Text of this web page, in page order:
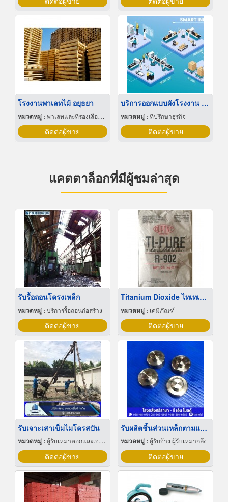
โรงงานพาเลทไม้ อยุธยา
หมวดหมู่ : พาเลทและที่รองเลื่อนกะบะ
ติดต่อผู้ขาย
บริการออกแบบผังโรงงาน Lay out
หมวดหมู่ : ที่ปรึกษาธุรกิจ
ติดต่อผู้ขาย
แคตตาล็อกที่มีผู้ชมล่าสุด
รับรื้อถอนโครงเหล็ก
หมวดหมู่ : บริการรื้อถอนก่อสร้าง
ติดต่อผู้ขาย
Titanium Dioxide ไทเทเนียมไดออกไซด์
หมวดหมู่ : เคมีภัณฑ์
ติดต่อผู้ขาย
รับเจาะเสาเข็มไมโครสปัน
หมวดหมู่ : ผู้รับเหมาตอกและเจาะเสาเข็ม
ติดต่อผู้ขาย
รับผลิตชิ้นส่วนเหล็กตามแบบ ชลบุรี
หมวดหมู่ : ผู้รับจ้าง ผู้รับเหมากลึง
ติดต่อผู้ขาย